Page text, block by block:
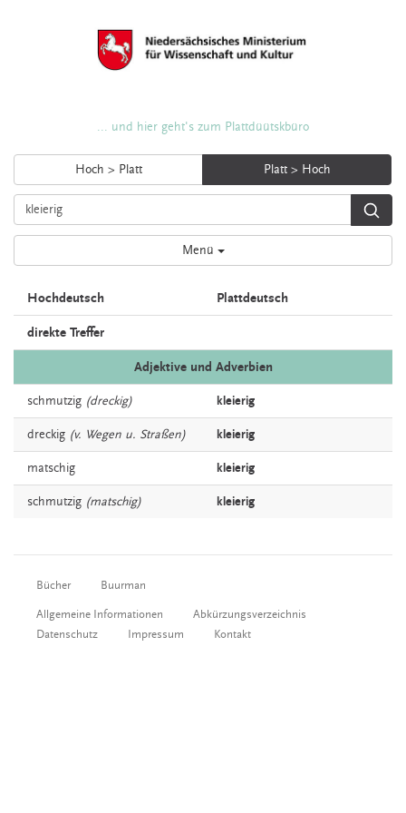
... und hier geht's zum Plattdüütskbüro
Hoch > Platt Platt > Hoch
Menü
Hochdeutsch Plattdeutsch
direkte Treffer
Adjektive und Adverbien
schmutzig (dreckig) kleierig
dreckig (v. Wegen u. Straßen) kleierig
matschig kleierig
schmutzig (matschig) kleierig
Bücher Buurman
Allgemeine Informationen
Abkürzungsverzeichnis
Datenschutz
Impressum Kontakt